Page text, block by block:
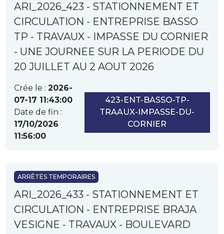
ARI_2026_423 - STATIONNEMENT ET
CIRCULATION - ENTREPRISE BASSO
TP - TRAVAUX - IMPASSE DU CORNIER
- UNE JOURNEE SUR LA PERIODE DU
20 JUILLET AU 2 AOUT 2026
Crée le : 2026-
07-17 11:43:00
Date de fin :
17/10/2026
11:56:00
423-ENT-BASSO-TP-
TRAAUX-IMPASSE-DU-
CORNIER
ARRÊTÉS TEMPORAIRES
ARI_2026_433 - STATIONNEMENT ET
CIRCULATION - ENTREPRISE BRAJA
VESIGNE - TRAVAUX - BOULEVARD